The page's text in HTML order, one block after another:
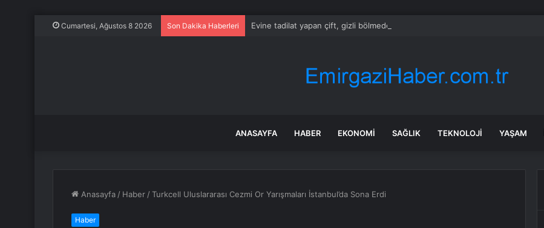
Cumartesi, Ağustos 8 2026 Son Dakika Haberleri Evine tadilat yapan çift, gizli bölmede deste deste para buldu
ANASAYFA HABER EKONOMI SAĞLIK TEKNOLOJI YAŞAM
Anasayfa / Haber /Turkcell Uluslararası Cezmi Or Yarışmaları İstanbul’da Sona Erdi
Haber